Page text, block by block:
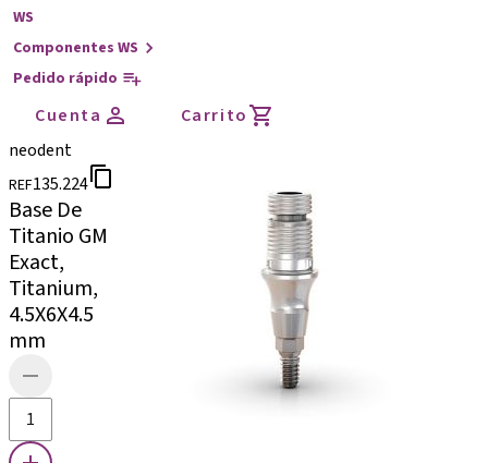
WS
Componentes WS
Pedido rápido
Cuenta
Carrito
neodent
REF135.224
Base De
Titanio GM
Exact,
Titanium,
4.5X6X4.5
mm